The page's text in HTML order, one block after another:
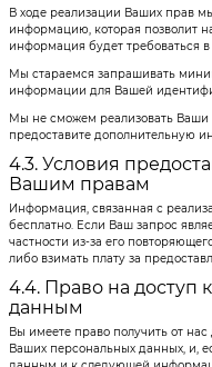
В ходе реализации Ваших прав
информацию, которая позволит
информация будет требоваться в
Мы стараемся запрашивать
информации для Вашей
Мы не сможем реализовать Ваши
предоставите дополнительную
4.3. Условия
Вашим правам
Информация, связанная с
бесплатно. Если Ваш запрос
частности из-за его
либо взимать плату за
4.4. Право на
данным
Вы имеете право получить от
Ваших персональных данных, и,